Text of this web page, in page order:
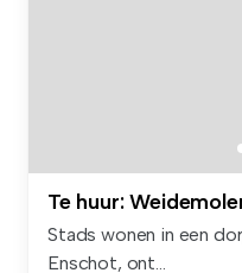
Te huur:
Stads wonen in een
Enschot, ont...